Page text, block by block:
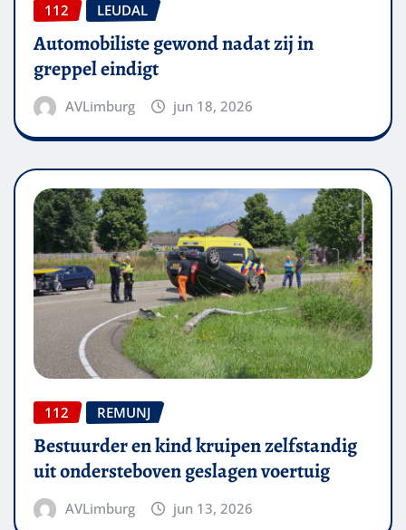
112 LEUDAL
Automobiliste gewond nadat zij in
greppel eindigt
AVLimburg jun 18, 2026
112 REMUNJ
Bestuurder en kind kruipen zelfstandig
uit ondersteboven geslagen voertuig
AVLimburg jun 13, 2026